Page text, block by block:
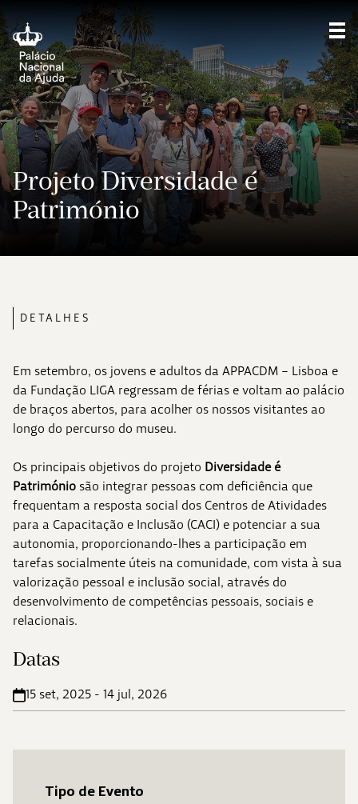
Projeto Diversidade é
Património
DETALHES
Em setembro, os jovens e adultos da APPACDM – Lisboa e
da Fundação LIGA regressam de férias e voltam ao palácio
de braços abertos, para acolher os nossos visitantes ao
longo do percurso do museu.
Os principais objetivos do projeto Diversidade é
Património são integrar pessoas com deficiência que
frequentam a resposta social dos Centros de Atividades
para a Capacitação e Inclusão (CACI) e potenciar a sua
autonomia, proporcionando-lhes a participação em
tarefas socialmente úteis na comunidade, com vista à sua
valorização pessoal e inclusão social, através do
desenvolvimento de competências pessoais, sociais e
relacionais.
Datas
15 set, 2025 - 14 jul, 2026
Tipo de Evento